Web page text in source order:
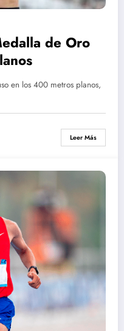
de Oro
en los 400 metros planos,
Leer Más